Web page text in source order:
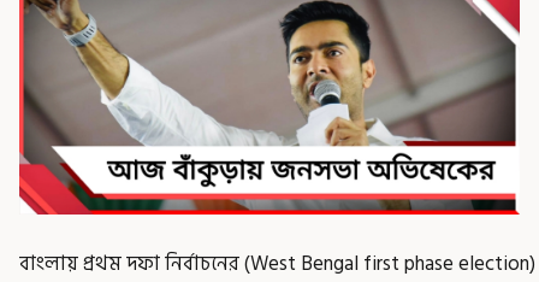
বাংলায় প্রথম দফা নির্বাচনের (West Bengal first phase